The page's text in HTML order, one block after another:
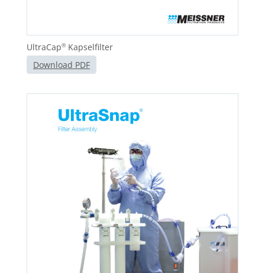
UltraCap® Kapselfilter
Download PDF